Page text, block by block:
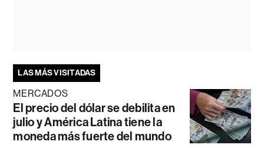
LAS MÁS VISITADAS
MERCADOS
El precio del dólar se debilita en
julio y América Latina tiene la
moneda más fuerte del mundo